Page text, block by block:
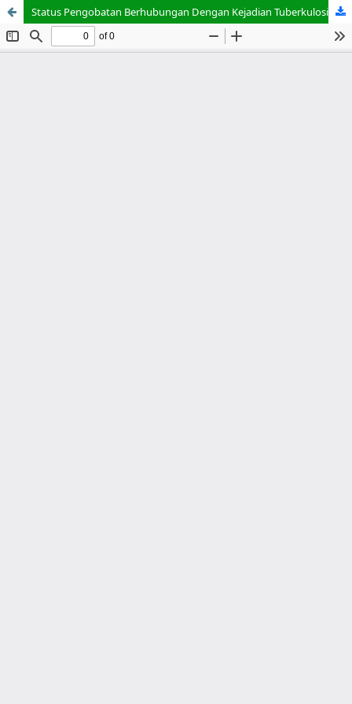
Status Pengobatan Berhubungan Dengan Kejadian Tuberkulosis Resistan Obat Pada Usia Produktif